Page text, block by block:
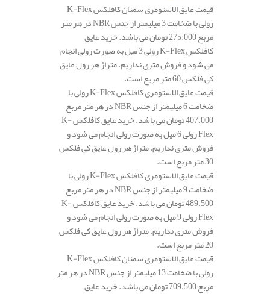
قیمت عایق الاستومری سمنان کافلکس K-Flex
رولی با ضخامت 3 میلیمتر از جنس NBR در هر متر
مربع 275.000 تومان می باشد. خرید عایق
کافلکس K-Flex رولی 3 میل به صورت رولی انجام
می شود و فروش متری نداریم. متراژ هر رول عایق
کی فلکس 60 متر مربع است.
قیمت عایق الاستومری کافلکس K-Flex رولی با
ضخامت 6 میلیمتر از جنس NBR در هر متر مربع
407.000 تومان می باشد. خرید عایق کافلکس K-
Flex رولی 6 میل به صورت رولی انجام می شود و
فروش متری نداریم. متراژ هر رول عایق کی فلکس
30 متر مربع است.
قیمت عایق الاستومری کافلکس K-Flex رولی با
ضخامت 9 میلیمتر از جنس NBR در هر متر مربع
489.500 تومان می باشد. خرید عایق کافلکس K-
Flex رولی 9 میل به صورت رولی انجام می شود و
فروش متری نداریم. متراژ هر رول عایق کی فلکس
20 متر مربع است.
قیمت عایق الاستومری سمنان کافلکس K-Flex
رولی با ضخامت 13 میلیمتر از جنس NBR در هر متر
مربع 709.500 تومان می باشد. خرید عایق